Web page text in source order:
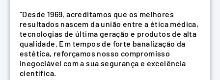
“Desde 1969, acreditamos que os melhores
resultados nascem da união entre a ética médica,
tecnologias de última geração e produtos de alta
qualidade. Em tempos de forte banalização da
estética, reforçamos nosso compromisso
inegociável com a sua segurança e excelência
científica.